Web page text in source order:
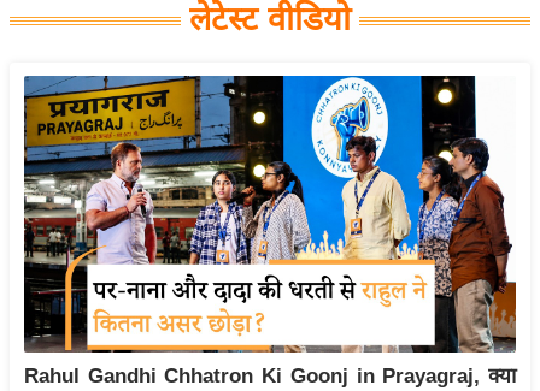
ष्ट्री
बि
ज़
ने
स
उ
द्यो
ग
ज
ग
त
लेटेस्ट वीडियो
Rahul Gandhi Chhatron Ki Goonj in Prayagraj, क्या